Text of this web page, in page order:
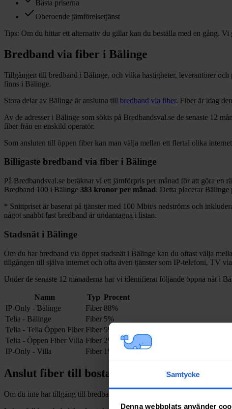
Samtycke
Denna webbplats använder
Bästa priserna
Oberoende jämförelsetjänst
Tips: Om du hittar ett alternativ du gillar kan du beställa med en gång.
Bredband via fiber i Bälinge
Tillgången till bredband i Bälinge, och vilka hastigheter, leverantörer
finns i Bälinge.
Stora delar av Bälinge är anslutna till bredband via fiber. Fiber är idag
Av de adresser i Bälinge som sökts på Bredbandsval.se de senaste 12
fiber från en enskild operatör.
Som ansluten till öppen fiber kan man välja mellan ett flertal olika
Billigaste bredband via fiber i Bälinge
På Bredbandsval.se beräknar vi ett jämförpris per månad för att göra en
Bredband 100 i Bälinge 383 kronor per månad. Detta placerar Bälinge
* Snittpriset är baserat på tjänster med 100 Mbit/s nedströms och
något snabbt fast bredband är undantagna i listan.
Stadsnät i Bälinge
Om du har bredband via öppet stadsnät i Bälinge kan du oftast välja
tillgången till själva internet och ofta även tjänster som IP-telefoni, TV
Under de senaste 12 månaderna har vi identifierat följande öppna nät i
Namn Typ Procent
IP-Only - Bälinge
Fiber 88%
Telia - Bälinge
Fiber 5%
Telia - Telia Öppen Fiber Fiber 5%
Telia - Öppen Fiber Villa Fiber 2%
IP-Only - Villa
Fiber 1%
Anslut fiber till bostad i
Om du inte har tillgång till bredband via fiber och vill dra in och